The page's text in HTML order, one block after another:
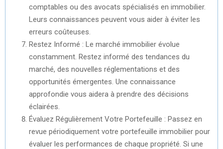
comptables ou des avocats spécialisés en immobilier.
Leurs connaissances peuvent vous aider à éviter les
erreurs coûteuses.
Restez Informé : Le marché immobilier évolue
constamment. Restez informé des tendances du
marché, des nouvelles réglementations et des
opportunités émergentes. Une connaissance
approfondie vous aidera à prendre des décisions
éclairées.
Évaluez Régulièrement Votre Portefeuille : Passez en
revue périodiquement votre portefeuille immobilier pour
évaluer les performances de chaque propriété. Si une